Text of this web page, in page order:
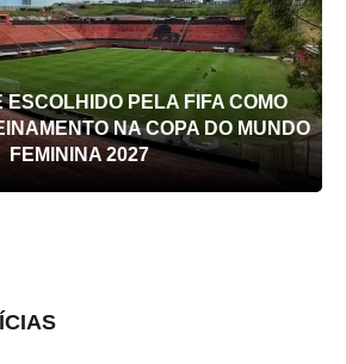
ESCOLHIDO PELA FIFA COMO
NA COPA DO MUNDO
FEMININA 2027